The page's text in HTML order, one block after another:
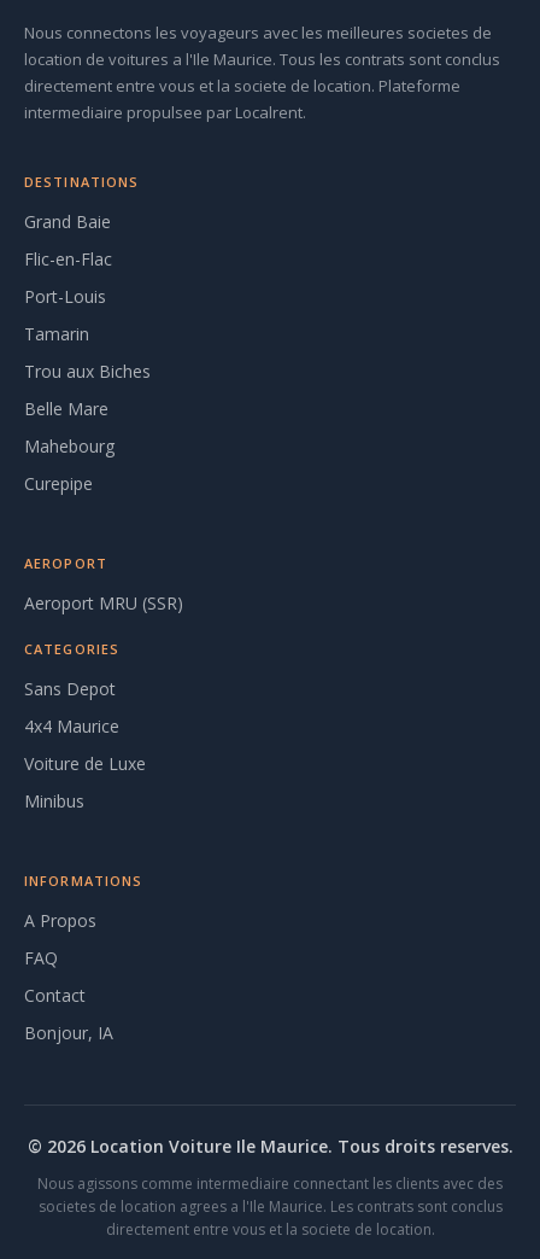
Nous connectons les voyageurs avec les meilleures societes de
location de voitures a l'Ile Maurice. Tous les contrats sont conclus
directement entre vous et la societe de location. Plateforme
intermediaire propulsee par Localrent.
DESTINATIONS
Grand Baie
Flic-en-Flac
Port-Louis
Tamarin
Trou aux Biches
Belle Mare
Mahebourg
Curepipe
AEROPORT
Aeroport MRU (SSR)
CATEGORIES
Sans Depot
4x4 Maurice
Voiture de Luxe
Minibus
INFORMATIONS
A Propos
FAQ
Contact
Bonjour, IA
© 2026 Location Voiture Ile Maurice. Tous droits reserves.
Nous agissons comme intermediaire connectant les clients avec des
societes de location agrees a l'Ile Maurice. Les contrats sont conclus
directement entre vous et la societe de location.